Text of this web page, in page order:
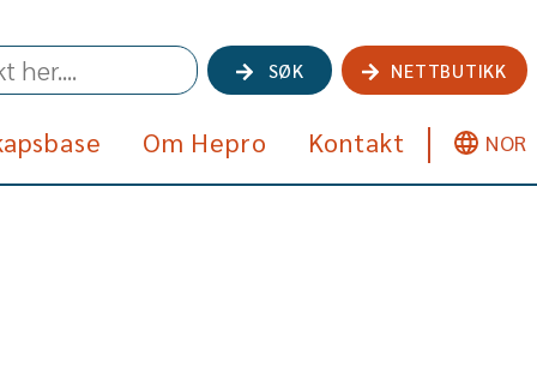
SØK NETTBUTIKK
Om Hepro Kontakt NOR